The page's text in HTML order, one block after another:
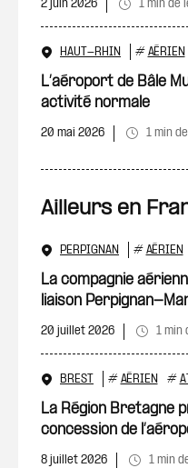
2 juin 2026 1 min de
HAUT-RHIN # AÉRIEN
L’aéroport de Bâle
activité normale
20 mai 2026 1 min
Ailleurs en
PERPIGNAN # AÉRIEN
La compagnie
liaison Perpignan-
20 juillet 2026 1 min
BREST # AÉRIEN #
La Région Bretagne
concession de
8 juillet 2026 1 min